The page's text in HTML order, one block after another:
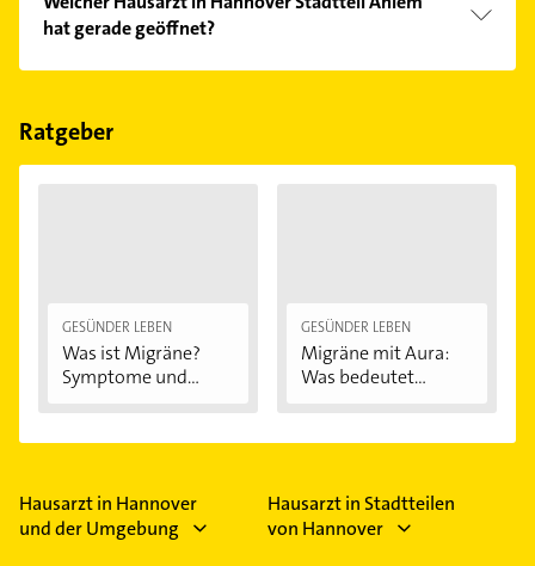
aufgefrischt.
Kundenmeinungen und profitieren Sie von den
Empfehlungen. Die Suchergebnisse können Sie sich
einfach nachBewertungensortiert anzeigen lassen.
hat gerade geöffnet?
Im Anbieter-Bereich finden Sie alleÖffnungszeiten.
Feiertagen abweichen können.
Ratgeber
GESÜNDER LEBEN
Was ist Migräne?
Symptome und...
GESÜNDER LEBEN
Migräne mit Aura:
Was bedeutet...
Hausarzt in Hannover
und der Umgebung
Hausarzt in Stadtteilen
von Hannover